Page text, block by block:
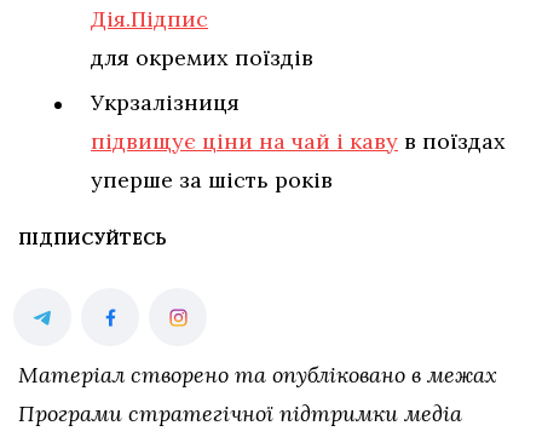
Дія.Підпис
для окремих поїздів
Укрзалізниця
підвищує ціни на чай і каву в поїздах
уперше за шість років
ПІДПИСУЙТЕСЬ
Матеріал створено та опубліковано в межах
Програми стратегічної підтримки медіа